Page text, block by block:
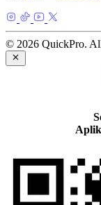
© 2026 QuickPro.